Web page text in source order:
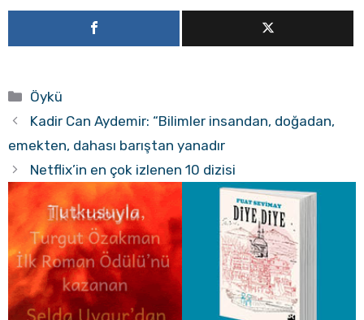
Kategoriler
Öykü
Kadir Can Aydemir: “Bilimler insandan, doğadan,
emekten, dahası barıştan yanadır
Netflix’in en çok izlenen 10 dizisi